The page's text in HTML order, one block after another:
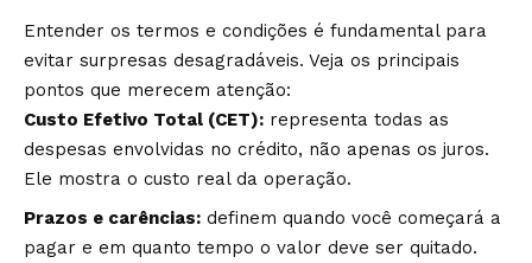
Entender os termos e condições é fundamental para
evitar surpresas desagradáveis. Veja os principais
pontos que merecem atenção:
Custo Efetivo Total (CET): representa todas as
despesas envolvidas no crédito, não apenas os juros.
Ele mostra o custo real da operação.
Prazos e carências: definem quando você começará a
pagar e em quanto tempo o valor deve ser quitado.